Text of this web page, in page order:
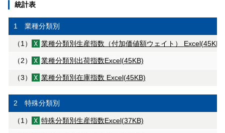
統計表
1 業種分類別
（1） 業種分類別生産指数（付加価値額ウェイト） Excel(45KB)
（2） 業種分類別出荷指数Excel(45KB)
（3） 業種分類別在庫指数 Excel(45KB)
2 特殊分類別
（1） 特殊分類別生産指数Excel(37KB)